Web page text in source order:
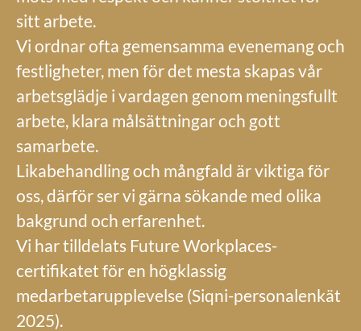
sitt arbete.
Vi ordnar ofta gemensamma evenemang och
festligheter, men för det mesta skapas vår
arbetsglädje i vardagen genom meningsfullt
arbete, klara målsättningar och gott
samarbete.
Likabehandling och mångfald är viktiga för
oss, därför ser vi gärna sökande med olika
bakgrund och erfarenhet.
Vi har tilldelats Future Workplaces-
certifikatet för en högklassig
medarbetarupplevelse (Siqni-personalenkät
2025).